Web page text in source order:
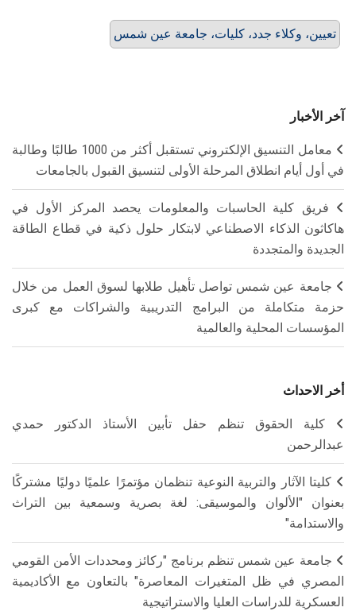
تعيين، وكلاء جدد، كليات، جامعة عين شمس
آخر الأخبار
معامل التنسيق الإلكتروني تستقبل أكثر من 1000 طالبًا وطالبة
في أول أيام انطلاق المرحلة الأولى لتنسيق القبول بالجامعات
فريق كلية الحاسبات والمعلومات يحصد المركز الأول في
هاكاثون الذكاء الاصطناعي لابتكار حلول ذكية في قطاع الطاقة
الجديدة والمتجددة
جامعة عين شمس تواصل تأهيل طلابها لسوق العمل من خلال
حزمة متكاملة من البرامج التدريبية والشراكات مع كبرى
المؤسسات المحلية والعالمية
أخر الاحداث
كلية الحقوق تنظم حفل تأبين الأستاذ الدكتور حمدي
عبدالرحمن
كليتا الآثار والتربية النوعية تنظمان مؤتمرًا علميًا دوليًا مشتركًا
بعنوان "الألوان والموسيقى: لغة بصرية وسمعية بين التراث
والاستدامة"
جامعة عين شمس تنظم برنامج "ركائز ومحددات الأمن القومي
المصري في ظل المتغيرات المعاصرة" بالتعاون مع الأكاديمية
العسكرية للدراسات العليا والاستراتيجية